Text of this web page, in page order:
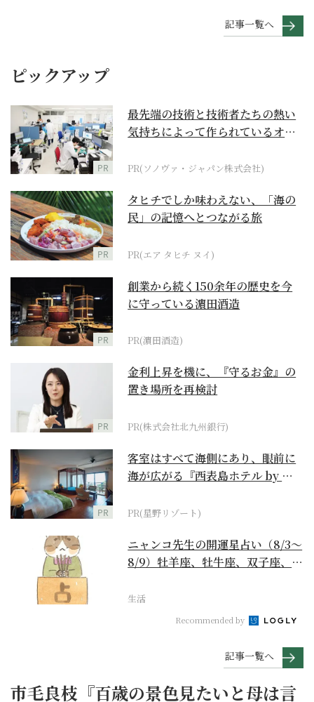
記事一覧へ
ピックアップ
PR
最先端の技術と技術者たちの熱い
気持ちによって作られているオー
PR(ソノヴァ・ジャパン株式会社)
PR
タヒチでしか味わえない、「海の
民」の記憶へとつながる旅
PR(エア タヒチ ヌイ)
PR
創業から続く150余年の歴史を今
に守っている濵田酒造
PR(濵田酒造)
PR
金利上昇を機に、『守るお金』の
置き場所を再検討
PR(株式会社北九州銀行)
PR
客室はすべて海側にあり、眼前に
海が広がる『西表島ホテル by 星
PR(星野リゾート)
ニャンコ先生の開運星占い（8/3～
8/9）牡羊座、牡牛座、双子座、蟹
生活
Recommended by
記事一覧へ
市毛良枝『百歳の景色見たいと母は言